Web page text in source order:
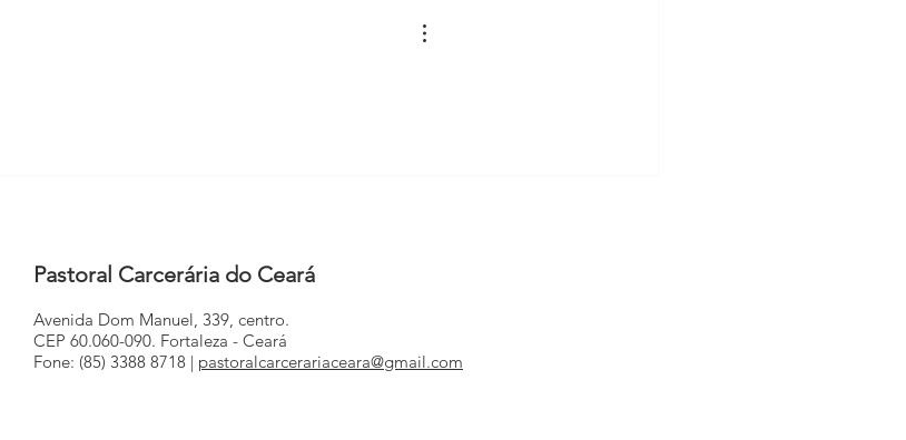
Torres Barbosa
Pastoral Carcerária do Ceará
Avenida Dom Manuel, 339, centro.
CEP 60.060-090. Fortaleza - Ceará
Fone: (85) 3388 8718 | pastoralcarcerariaceara@gmail.com